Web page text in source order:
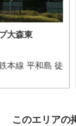
大森東
本線 平和島 徒
このエリアの